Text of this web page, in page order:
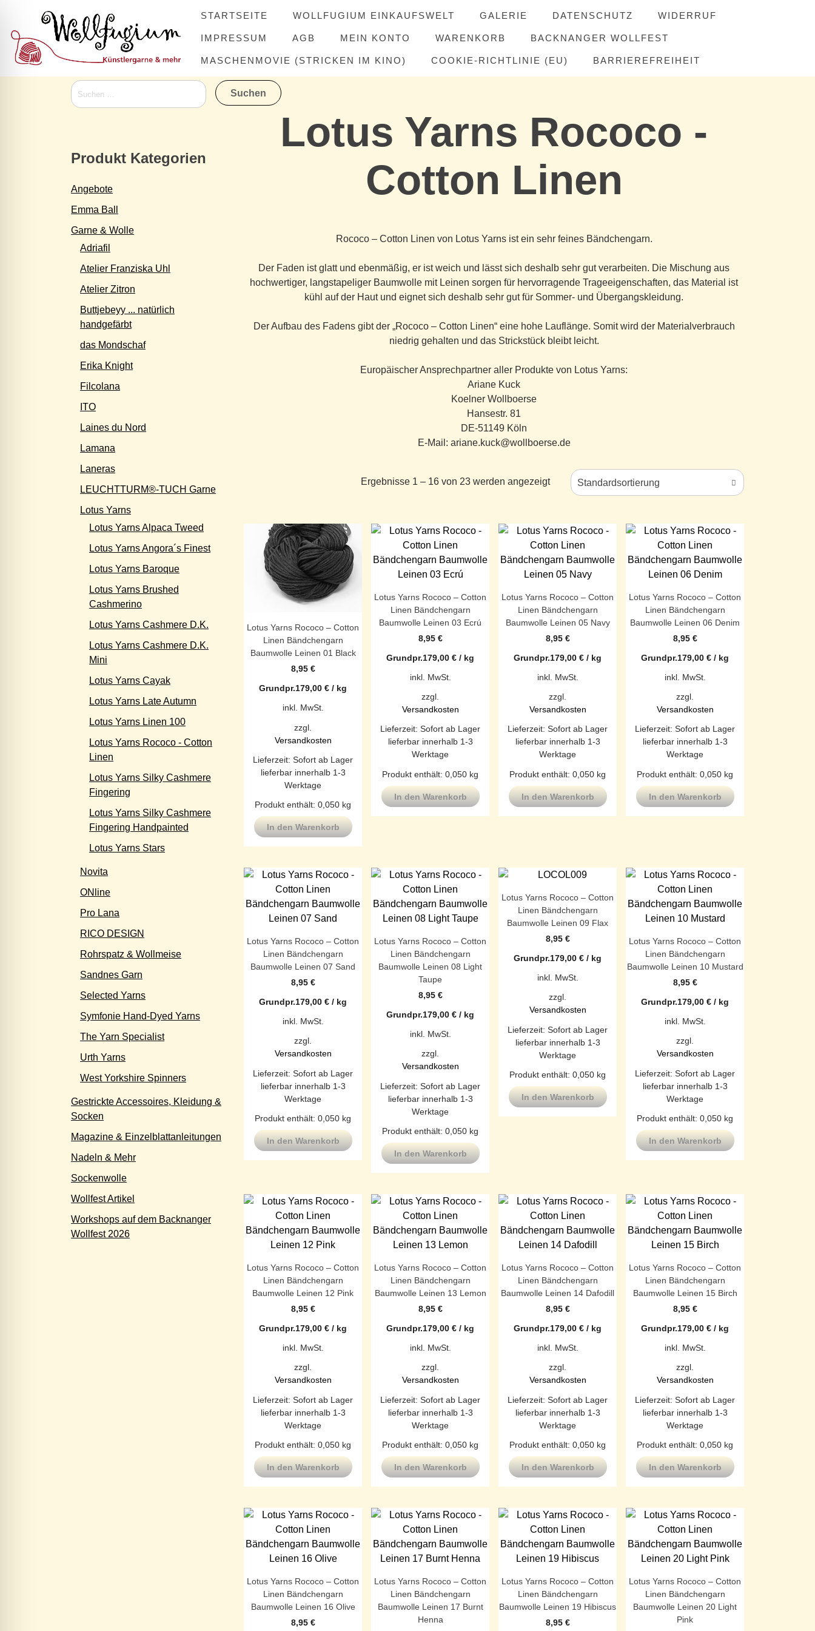
content
STARTSEITE WOLLFUGIUM EINKAUFSWELT GALERIE DATENSCHUTZ WIDERRUF
IMPRESSUM AGB MEIN KONTO WARENKORB BACKNANGER WOLLFEST
MASCHENMOVIE (STRICKEN IM KINO) COOKIE-RICHTLINIE (EU) BARRIEREFREIHEIT
Lotus Yarns Rococo -
Cotton Linen
Rococo – Cotton Linen von Lotus Yarns ist ein sehr feines Bändchengarn.
Der Faden ist glatt und ebenmäßig, er ist weich und lässt sich deshalb sehr gut verarbeiten. Die Mischung aus
hochwertiger, langstapeliger Baumwolle mit Leinen sorgen für hervorragende Trageeigenschaften, das Material ist
kühl auf der Haut und eignet sich deshalb sehr gut für Sommer- und Übergangskleidung.
Der Aufbau des Fadens gibt der „Rococo – Cotton Linen“ eine hohe Lauflänge. Somit wird der Materialverbrauch
niedrig gehalten und das Strickstück bleibt leicht.
Europäischer Ansprechpartner aller Produkte von Lotus Yarns:
Ariane Kuck
Koelner Wollboerse
Hansestr. 81
DE-51149 Köln
E-Mail: ariane.kuck@wollboerse.de
Ergebnisse 1 – 16 von 23 werden angezeigt Standardsortierung
Lotus Yarns Rococo – Cotton
Linen Bändchengarn
Baumwolle Leinen 01 Black
8,95 €
Grundpr.179,00 € / kg
inkl. MwSt.
zzgl.
Versandkosten
Lieferzeit: Sofort ab Lager
lieferbar innerhalb 1-3
Werktage
Produkt enthält: 0,050 kg
In den Warenkorb
Lotus Yarns Rococo – Cotton
Linen Bändchengarn
Baumwolle Leinen 03 Ecrú
8,95 €
Grundpr.179,00 € / kg
inkl. MwSt.
zzgl.
Versandkosten
Lieferzeit: Sofort ab Lager
lieferbar innerhalb 1-3
Werktage
Produkt enthält: 0,050 kg
In den Warenkorb
Lotus Yarns Rococo – Cotton
Linen Bändchengarn
Baumwolle Leinen 05 Navy
8,95 €
Grundpr.179,00 € / kg
inkl. MwSt.
zzgl.
Versandkosten
Lieferzeit: Sofort ab Lager
lieferbar innerhalb 1-3
Werktage
Produkt enthält: 0,050 kg
In den Warenkorb
Lotus Yarns Rococo – Cotton
Linen Bändchengarn
Baumwolle Leinen 06 Denim
8,95 €
Grundpr.179,00 € / kg
inkl. MwSt.
zzgl.
Versandkosten
Lieferzeit: Sofort ab Lager
lieferbar innerhalb 1-3
Werktage
Produkt enthält: 0,050 kg
In den Warenkorb
Lotus Yarns Rococo – Cotton
Linen Bändchengarn
Baumwolle Leinen 07 Sand
8,95 €
Grundpr.179,00 € / kg
inkl. MwSt.
zzgl.
Versandkosten
Lieferzeit: Sofort ab Lager
lieferbar innerhalb 1-3
Werktage
Produkt enthält: 0,050 kg
In den Warenkorb
Lotus Yarns Rococo – Cotton
Linen Bändchengarn
Baumwolle Leinen 08 Light
Taupe
8,95 €
Grundpr.179,00 € / kg
inkl. MwSt.
zzgl.
Versandkosten
Lieferzeit: Sofort ab Lager
lieferbar innerhalb 1-3
Werktage
Produkt enthält: 0,050 kg
In den Warenkorb
Lotus Yarns Rococo – Cotton
Linen Bändchengarn
Baumwolle Leinen 09 Flax
8,95 €
Grundpr.179,00 € / kg
inkl. MwSt.
zzgl.
Versandkosten
Lieferzeit: Sofort ab Lager
lieferbar innerhalb 1-3
Werktage
Produkt enthält: 0,050 kg
In den Warenkorb
Lotus Yarns Rococo – Cotton
Linen Bändchengarn
Baumwolle Leinen 10 Mustard
8,95 €
Grundpr.179,00 € / kg
inkl. MwSt.
zzgl.
Versandkosten
Lieferzeit: Sofort ab Lager
lieferbar innerhalb 1-3
Werktage
Produkt enthält: 0,050 kg
In den Warenkorb
Lotus Yarns Rococo – Cotton
Linen Bändchengarn
Baumwolle Leinen 12 Pink
8,95 €
Grundpr.179,00 € / kg
inkl. MwSt.
zzgl.
Versandkosten
Lieferzeit: Sofort ab Lager
lieferbar innerhalb 1-3
Werktage
Produkt enthält: 0,050 kg
In den Warenkorb
Lotus Yarns Rococo – Cotton
Linen Bändchengarn
Baumwolle Leinen 13 Lemon
8,95 €
Grundpr.179,00 € / kg
inkl. MwSt.
zzgl.
Versandkosten
Lieferzeit: Sofort ab Lager
lieferbar innerhalb 1-3
Werktage
Produkt enthält: 0,050 kg
In den Warenkorb
Lotus Yarns Rococo – Cotton
Linen Bändchengarn
Baumwolle Leinen 14 Dafodill
8,95 €
Grundpr.179,00 € / kg
inkl. MwSt.
zzgl.
Versandkosten
Lieferzeit: Sofort ab Lager
lieferbar innerhalb 1-3
Werktage
Produkt enthält: 0,050 kg
In den Warenkorb
Lotus Yarns Rococo – Cotton
Linen Bändchengarn
Baumwolle Leinen 15 Birch
8,95 €
Grundpr.179,00 € / kg
inkl. MwSt.
zzgl.
Versandkosten
Lieferzeit: Sofort ab Lager
lieferbar innerhalb 1-3
Werktage
Produkt enthält: 0,050 kg
In den Warenkorb
Lotus Yarns Rococo – Cotton
Linen Bändchengarn
Baumwolle Leinen 16 Olive
8,95 €
Lotus Yarns Rococo – Cotton
Linen Bändchengarn
Baumwolle Leinen 17 Burnt
Henna
Lotus Yarns Rococo – Cotton
Linen Bändchengarn
Baumwolle Leinen 19 Hibiscus
8,95 €
Lotus Yarns Rococo – Cotton
Linen Bändchengarn
Baumwolle Leinen 20 Light
Pink
Suchen
nach:
Produkt Kategorien
Angebote
Emma Ball
Garne & Wolle
Adriafil
Atelier Franziska Uhl
Atelier Zitron
Buttjebeyy ... natürlich
handgefärbt
das Mondschaf
Erika Knight
Filcolana
ITO
Laines du Nord
Lamana
Laneras
LEUCHTTURM®-TUCH Garne
Lotus Yarns
Lotus Yarns Alpaca Tweed
Lotus Yarns Angora´s Finest
Lotus Yarns Baroque
Lotus Yarns Brushed
Cashmerino
Lotus Yarns Cashmere D.K.
Lotus Yarns Cashmere D.K.
Mini
Lotus Yarns Cayak
Lotus Yarns Late Autumn
Lotus Yarns Linen 100
Lotus Yarns Rococo - Cotton
Linen
Lotus Yarns Silky Cashmere
Fingering
Lotus Yarns Silky Cashmere
Fingering Handpainted
Lotus Yarns Stars
Novita
ONline
Pro Lana
RICO DESIGN
Rohrspatz & Wollmeise
Sandnes Garn
Selected Yarns
Symfonie Hand-Dyed Yarns
The Yarn Specialist
Urth Yarns
West Yorkshire Spinners
Gestrickte Accessoires, Kleidung &
Socken
Magazine & Einzelblattanleitungen
Nadeln & Mehr
Sockenwolle
Wollfest Artikel
Workshops auf dem Backnanger
Wollfest 2026